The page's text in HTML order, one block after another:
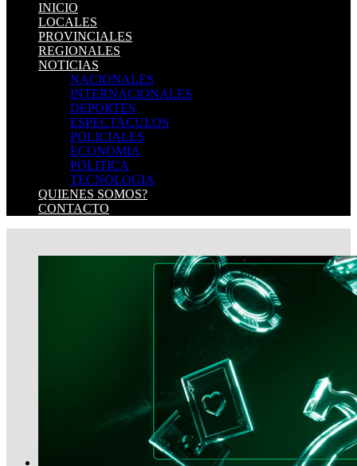
INICIO
LOCALES
PROVINCIALES
REGIONALES
NOTICIAS
NACIONALES
INTERNACIONALES
DEPORTES
ESPECTACULOS
POLICIALES
ECONOMIA
POLITICA
TECNOLOGIA
QUIENES SOMOS?
CONTACTO